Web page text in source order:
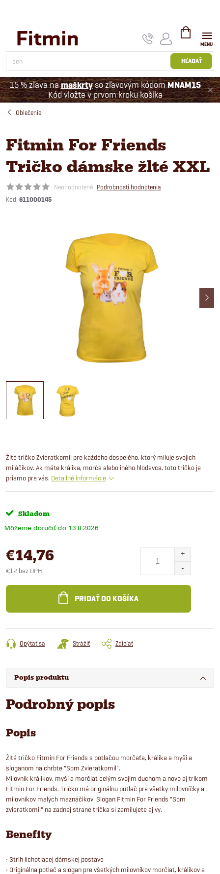
HĽADAŤ
NÁKUPNÝ
KOŠÍK
15 % zľava namaškrtyso zľavovým kódomMNAM15
Kód vložte v prvom kroku košíka
Oblečenie
Fitmin For Friends
Tričko dámske žlté XXL
Neohodnotené Podrobnosti hodnotenia
Kód: 611000145
Žlté tričko Zvieratkomil pre každého dospelého, ktorý miluje svojich
miláčikov. Ak máte králika, morča alebo iného hlodavca, toto tričko je
priamo pre vás. Detailné informácie
Skladom
13.8.2026
€14,76
€12 bez DPH
cena:
PRIDAŤ DO KOŠÍKA
Opýtať sa Strážiť Zdieľať
Popis produktu
Podrobný popis
Popis
Žlté tričko Fitmin For Friends s potlačou morčaťa, králika a myši a
sloganom na chrbte "Som Zvieratkomil".
Milovník králikov, myší a morčiat celým svojim duchom a novo aj trikom
Fitmin For Friends. Tričko má originálnu potlač pre všetky milovníčky a
milovníkov malých maznáčikov. Slogan Fitmin For Friends "Som
zvieratkomil" na zadnej strane trička si zamilujete aj vy.
Benefity
• Strih lichotiacej dámskej postave
• Originálna potlač a slogan pre všetkých milovníkov morčiat, králikov a